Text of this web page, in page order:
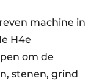
machine in
H4e
om de
stenen, grind